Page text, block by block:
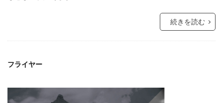
続きを読む
フライヤー